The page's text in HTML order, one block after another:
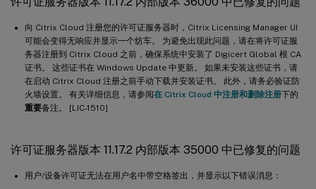
向 Citrix Cloud 注册您的许可证服务器时，Citrix Licensing Manager UI
可能会变得无响应并显示一个纺车。 为避免出现此问题，请在将许可证服
务器注册到 Citrix Cloud 之前，确保系统中安装了 Digicert Global 根 CA
证书。 这些证书在 Windows Update 中更新。 如果未安装这些证书，请
在启动 Citrix Cloud 注册之前手动下载并安装证书。 此外，请务必验证防
火墙设置。 有关详细信息，请参阅在 Citrix Cloud 中注册和删除注册下的
重要备注。 [LIC-1510]
许可证服务器版本 11.17.2 内部版本 35000 中已修复的问题
用户/设备许可证无法在用户名中带空格签出，并显示以下错误消息：